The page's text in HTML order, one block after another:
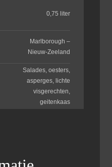
0,75 liter
Marlborough –
Nieuw-Zeeland
Salades, oesters,
asperges, lichte
visgerechten,
geitenkaas